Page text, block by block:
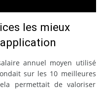
les mieux
annuel moyen utilisé
sur les 10 meilleures
permettait de valoriser